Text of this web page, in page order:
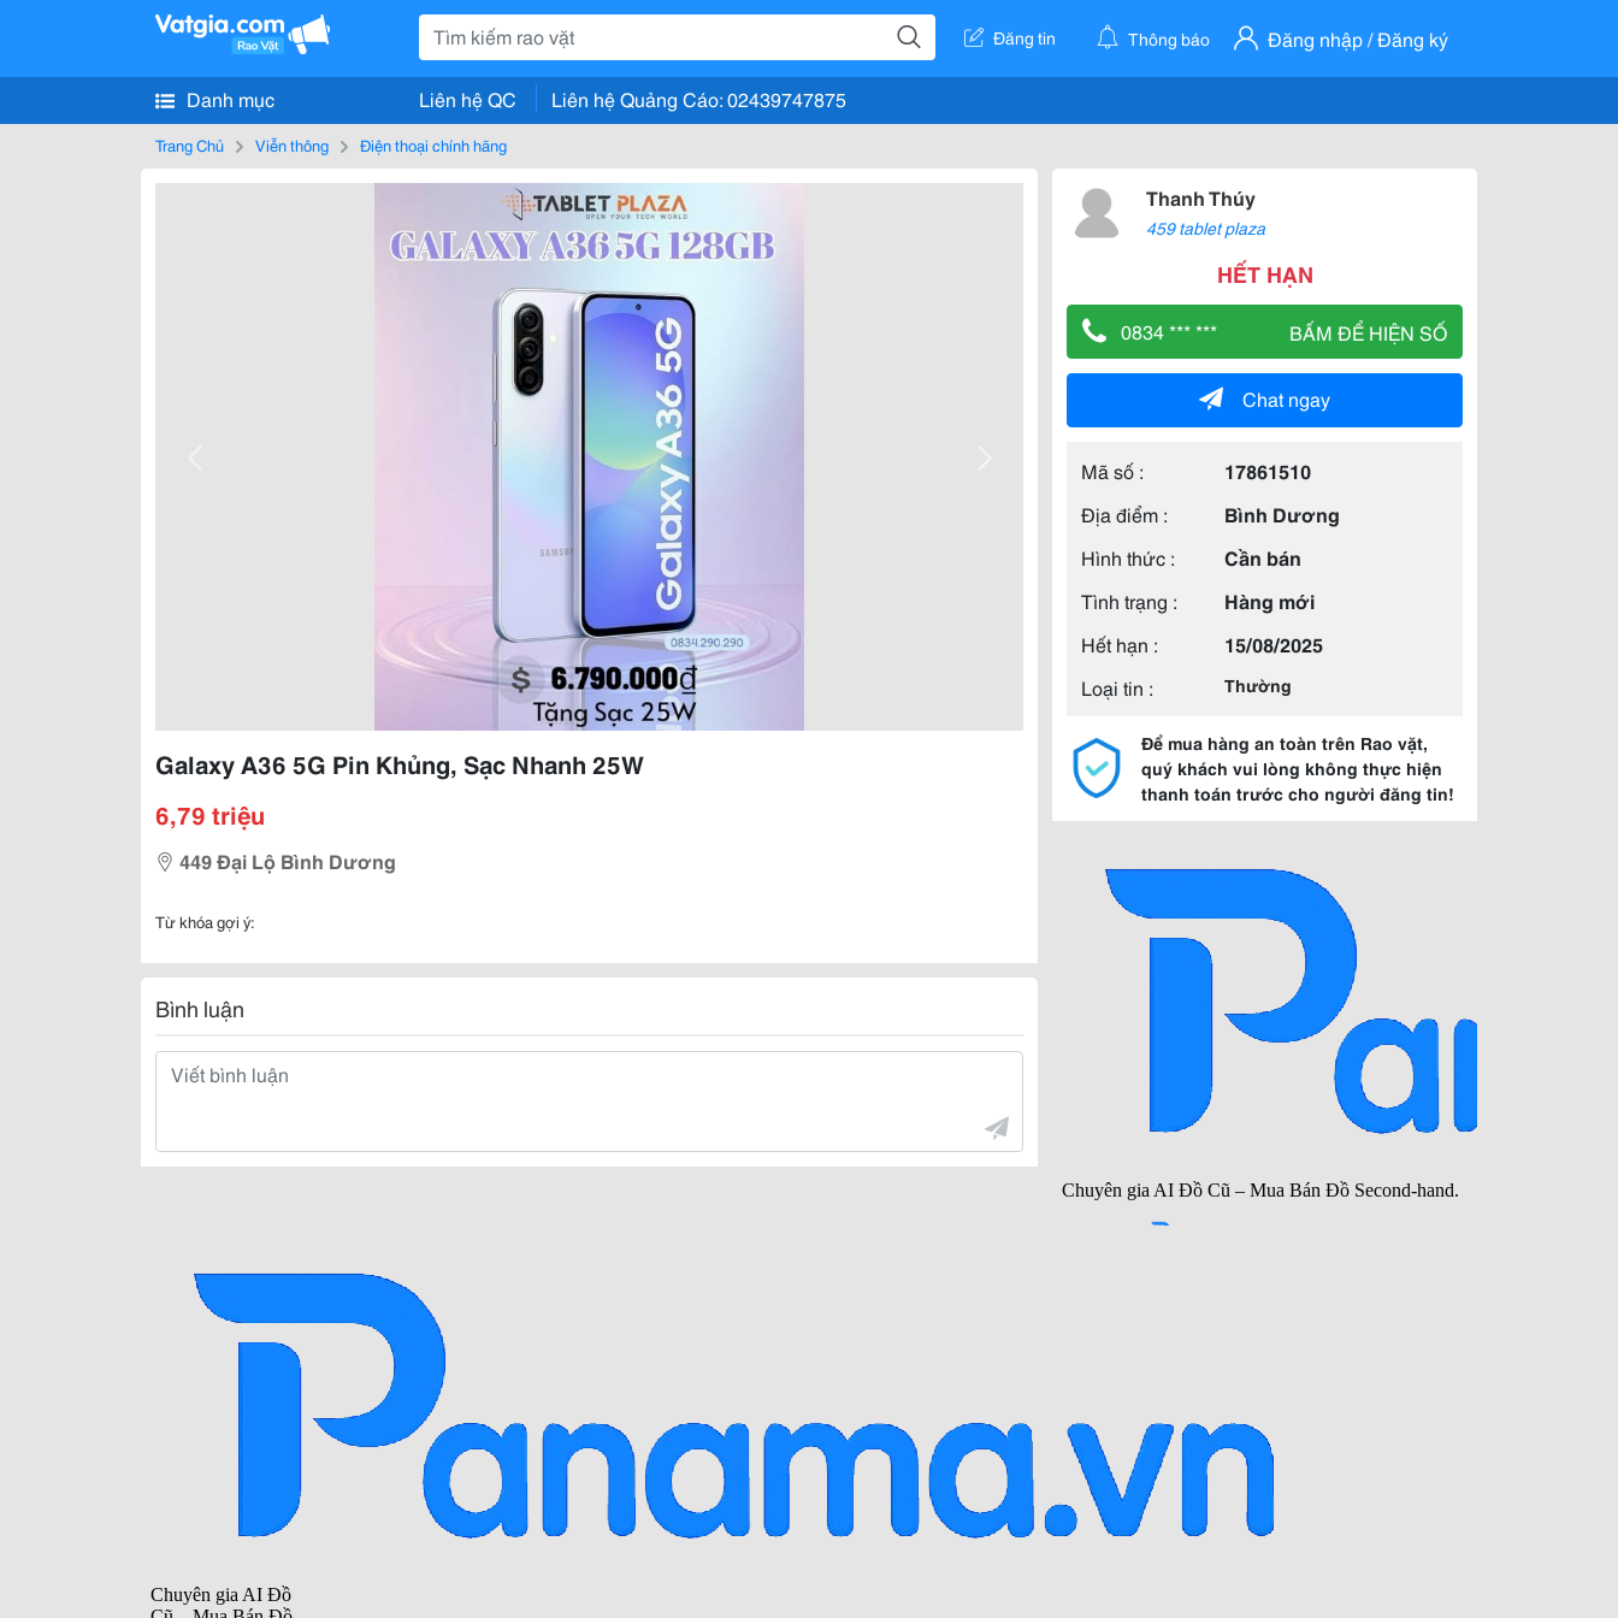
Đăng tin Thông báo Đăng nhập / Đăng ký
Danh mục Liên hệ QC Liên hệ Quảng Cáo: 02439747875
Trang Chủ Viễn thông Điện thoại chính hãng
Galaxy A36 5G Pin Khủng, Sạc Nhanh 25W
6,79 triệu
449 Đại Lộ Bình Dương
Từ khóa gợi ý:
Bình luận
Thanh Thúy
459 tablet plaza
HẾT HẠN
0834 *** *** BẤM ĐỂ HIỆN SỐ
Chat ngay
Mã số :
17861510
Địa điểm :
Bình Dương
Hình thức :
Cần bán
Tình trạng :
Hàng mới
Hết hạn :
15/08/2025
Loại tin :
Thường
Để mua hàng an toàn trên Rao vặt,
quý khách vui lòng không thực hiện
thanh toán trước cho người đăng tin!